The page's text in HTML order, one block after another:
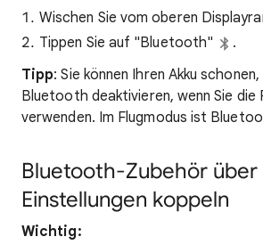
Wischen Sie vom oberen
Tippen Sie auf "Bluetooth"
.
Tipp: Sie können Ihren Akku schonen,
Bluetooth deaktivieren, wenn Sie die
verwenden. Im Flugmodus ist
Bluetooth-Zubehör über
Einstellungen koppeln
Wichtig: